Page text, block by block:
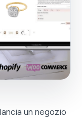
un negozio